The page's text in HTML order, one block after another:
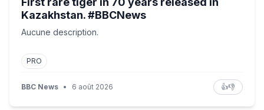
Kazakhstan. #BBCNews
Aucune description.
PRO
BBC News • 6 août 2026 👍👎